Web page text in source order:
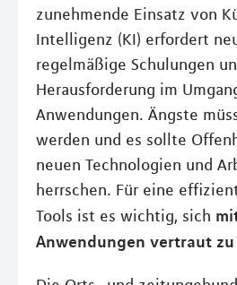
zunehmende Einsatz von
Intelligenz (KI) erfordert
regelmäßige Schulungen
Herausforderung im
Anwendungen. Ängste
werden und es sollte
neuen Technologien und
herrschen. Für eine
Tools ist es wichtig, sich
Anwendungen vertraut zu